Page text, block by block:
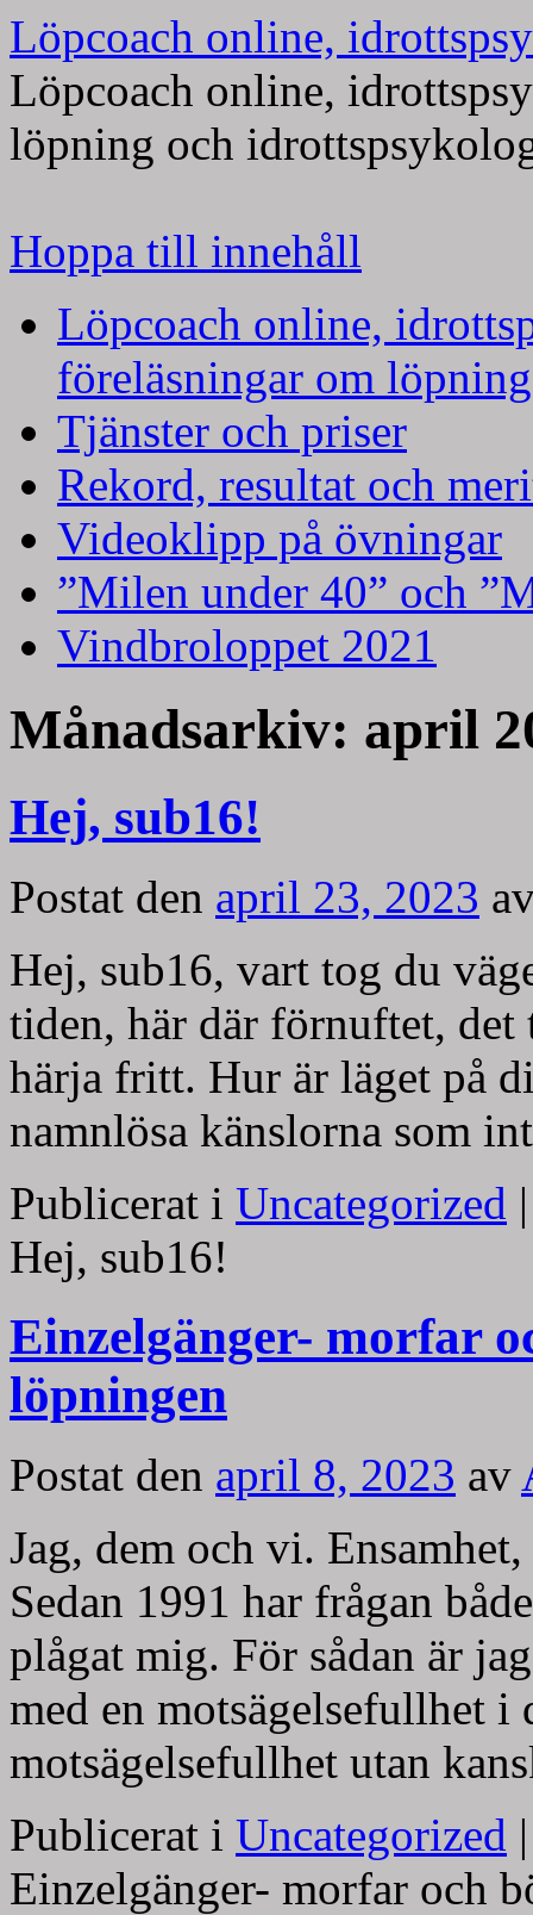
Löpcoach online,
Löpcoach online,
löpning och
Hoppa till innehåll
Löpcoach online,
föreläsningar om
Tjänster och priser
Rekord, resultat och
Videoklipp på övningar
”Milen under 40” och
Vindbroloppet 2021
Månadsarkiv: april
Hej, sub16!
Postat den april 23, 2023
Hej, sub16, vart tog du
tiden, här där förnuftet,
härja fritt. Hur är läget på
namnlösa känslorna som
Publicerat i Uncategorized |
Hej, sub16!
Einzelgänger- morfar
löpningen
Postat den april 8, 2023 av
Jag, dem och vi.
Sedan 1991 har frågan
plågat mig. För sådan är
med en motsägelsefullhet i
motsägelsefullhet utan
Publicerat i Uncategorized |
Einzelgänger- morfar och